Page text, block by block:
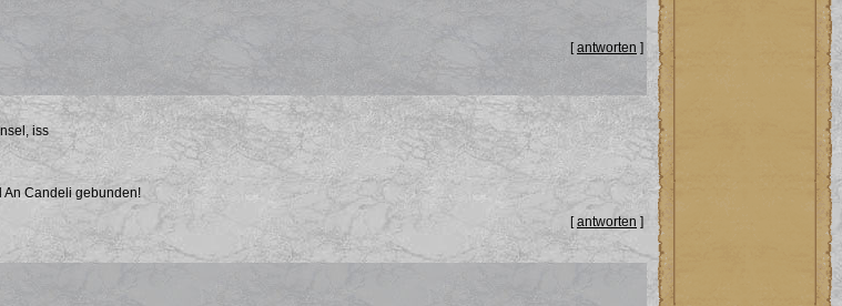
[antworten ]
iss
An Candeli gebunden!
[antworten ]